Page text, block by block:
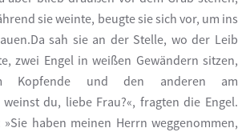
sie weinte, beugte sie sich vor, um ins
sah sie an der Stelle, wo der Leib
zwei Engel in weißen Gewändern sitzen,
Kopfende und den anderen am
weinst du, liebe Frau?«, fragten die Engel.
haben meinen Herrn weggenommen,